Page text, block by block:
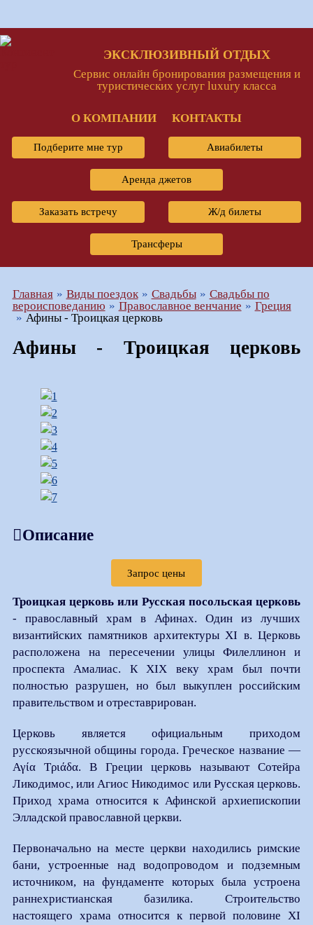
ЭКСКЛЮЗИВНЫЙ ОТДЫХ
Сервис онлайн бронирования размещения и
туристических услуг luxury класса
О КОМПАНИИ КОНТАКТЫ
Подберите мне тур Авиабилеты
Аренда джетов
Заказать встречу Ж/д билеты
Трансферы
Главная Виды поездок Свадьбы
Свадьбы по
вероисповеданию
Православное венчание
Греция
Афины - Троицкая церковь
Афины - Троицкая церковь
Описание
Запрос цены
Троицкая церковь или Русская посольская церковь
- православный храм в Афинах. Один из лучших
византийских памятников архитектуры XI в. Церковь
расположена на пересечении улицы Филеллинон и
проспекта Амалиас. К XIX веку храм был почти
полностью разрушен, но был выкуплен российским
правительством и отреставрирован.
Церковь является официальным приходом
русскоязычной общины города. Греческое название —
Αγία Τριάδα. В Греции церковь называют Сотейра
Ликодимос, или Агиос Никодимос или Русская церковь.
Приход храма относится к Афинской архиепископии
Элладской православной церкви.
Первоначально на месте церкви находились римские
бани, устроенные над водопроводом и подземным
источником, на фундаменте которых была устроена
раннехристианская базилика. Строительство
настоящего храма относится к первой половине XI